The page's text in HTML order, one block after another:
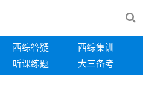
西综答疑
西综集训
听课练题 大三备考